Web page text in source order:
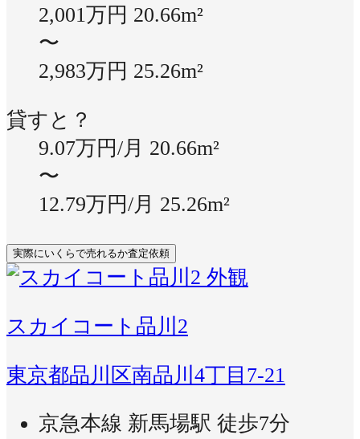
2,001万円 20.66m²
〜
2,983万円 25.26m²
貸すと？
9.07万円/月 20.66m²
〜
12.79万円/月 25.26m²
実際にいくらで売れるか査定依頼
スカイコート品川2
東京都品川区南品川4丁目7-21
京急本線 新馬場駅 徒歩7分